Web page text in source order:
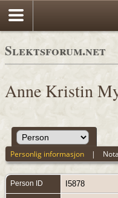
Slektsforum.net
Anne Kristin
Personlig informasjon |
Person ID I5878